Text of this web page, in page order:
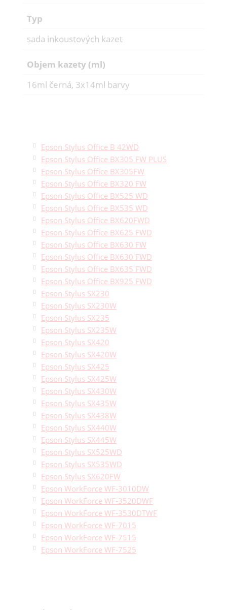
Typ
sada inkoustových kazet
Objem kazety (ml)
16ml černá, 3x14ml barvy
Epson Stylus Office B 42WD
Epson Stylus Office BX305 FW PLUS
Epson Stylus Office BX305FW
Epson Stylus Office BX320 FW
Epson Stylus Office BX525 WD
Epson Stylus Office BX535 WD
Epson Stylus Office BX620FWD
Epson Stylus Office BX625 FWD
Epson Stylus Office BX630 FW
Epson Stylus Office BX630 FWD
Epson Stylus Office BX635 FWD
Epson Stylus Office BX925 FWD
Epson Stylus SX230
Epson Stylus SX230W
Epson Stylus SX235
Epson Stylus SX235W
Epson Stylus SX420
Epson Stylus SX420W
Epson Stylus SX425
Epson Stylus SX425W
Epson Stylus SX430W
Epson Stylus SX435W
Epson Stylus SX438W
Epson Stylus SX440W
Epson Stylus SX445W
Epson Stylus SX525WD
Epson Stylus SX535WD
Epson Stylus SX620FW
Epson WorkForce WF-3010DW
Epson WorkForce WF-3520DWF
Epson WorkForce WF-3530DTWF
Epson WorkForce WF-7015
Epson WorkForce WF-7515
Epson WorkForce WF-7525